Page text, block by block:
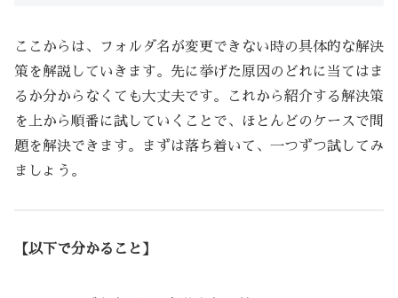
ここからは、フォルダ名が変更できない時の具体的な解決
策を解説していきます。先に挙げた原因のどれに当てはま
るか分からなくても大丈夫です。これから紹介する解決策
を上から順番に試していくことで、ほとんどのケースで問
題を解決できます。まずは落ち着いて、一つずつ試してみ
ましょう。
【以下で分かること】